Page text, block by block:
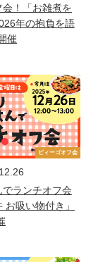
会！「お雑煮を
年の抱負を語
催
ビィーゴオフ会
ランチオフ会
お吸い物付き」